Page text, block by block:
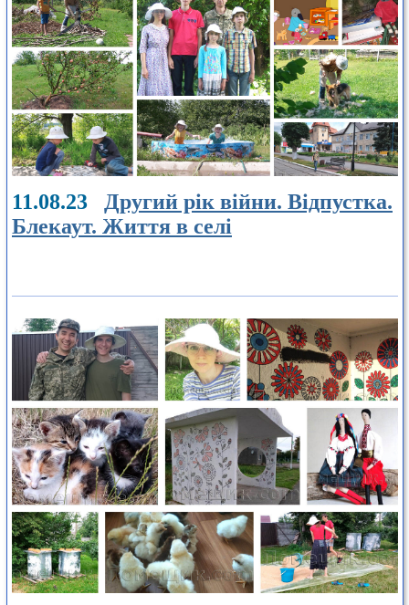
11.08.23 Другий рік війни. Відпустка.
Блекаут. Життя в селі